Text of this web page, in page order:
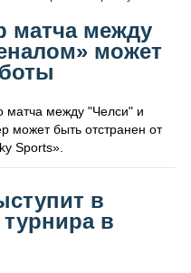
матча между
может
матча между "Челси" и
может быть отстранен от
Sports».
в
в